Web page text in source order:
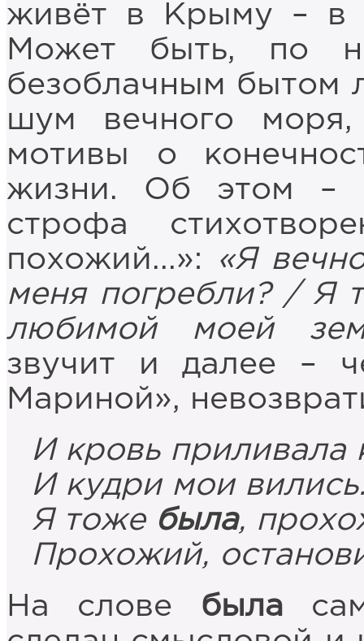
живёт в Крыму – в
Может быть, по
безоблачным бытом
шум вечного моря,
мотивы о
жизни. Об этом –
строфа
похожий...»:
«Я
меня погребли? / Я
любимой моей
звучит и далее –
Мариной»,
И кровь приливала
И кудри мои
Я тоже была,
Прохожий,
На слове была